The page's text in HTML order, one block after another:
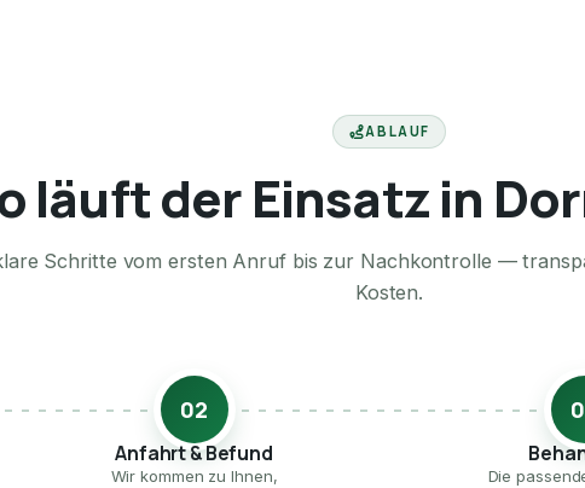
ABLAUF
läuft der Einsatz in
Schritte vom ersten Anruf bis zur Nachkontrolle —
Kosten.
02
Anfahrt & Befund
Wir kommen zu Ihnen,
Die